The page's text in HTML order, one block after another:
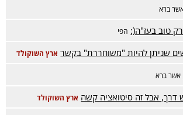
ברא
טוב בעז"ה(: הפי
שניתן להיות "משוחררת" בקשר ארץ השוקולד
אשר ברא
דרך, אבל זה סיטואציה קשה ארץ השוקולד